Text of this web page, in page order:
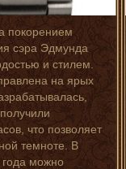
покорением
сэра Эдмунда
и стилем.
на ярых
что позволяет
темноте. В
можно